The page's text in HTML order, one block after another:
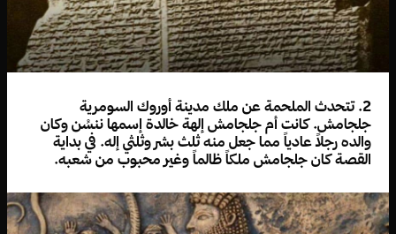
2. تتحدث الملحمة عن ملك مدينة أوروك السومرية
جلجامش. كانت أم جلجامش إلهة خالدة إسمها ننسُن وكان
والده رجلاً عادياً مما جعل منه ثلث بشر وثلثي إله. في بداية
القصة كان جلجامش ملكاً ظالماً وغير محبوب من شعبه.